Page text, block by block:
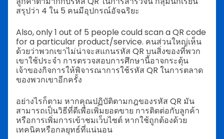
สรุปว่า 4 ใน 5 คนมีอุปกรณ์อัจฉริยะ
Also, only 1 out of 5 people could scan a QR code
for a particular product/service. คนส่วนใหญ่เห็น
ด้วยว่าพวกเขาไม่น่าจะสแกนรหัส QR บนสิ่งของที่พวก
เขาใช้ประจำ การตรวจสอบการศึกษานี้อาจกระตุ้น
เจ้าของกิจการให้พิจารณาการใช้รหัส QR ในการตลาด
ของพวกเขาอีกครั้ง
อย่างไรก็ตาม หากคุณปฏิบัติตามกฎของรหัส QR มัน
สามารถเป็นวิธีที่ดีเพื่อเพิ่มยอดขาย การติดต่อกับลูกค้า
หรือการเพิ่มการเข้าชมเว็บไซต์ หากใช้ถูกต้องด้วย
เทคนิคหรือกลยุทธ์ที่แน่นอน